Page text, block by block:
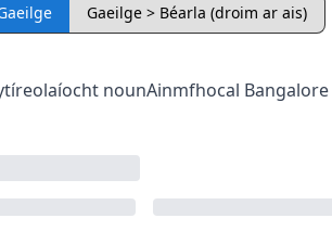
Gaeilge > Béarla (droim ar ais)
tíreolaíocht nounAinmfhocal Bangalore